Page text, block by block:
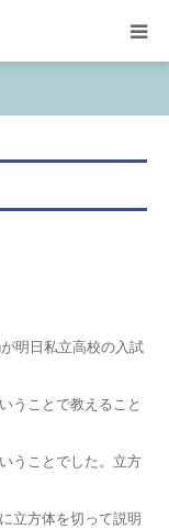
明日私立高校の入試
うことで教えること
うことでした。立方
立方体を切って説明